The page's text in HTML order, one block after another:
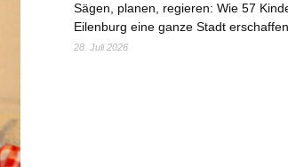
Sägen, planen, regieren: Wie 57
Eilenburg eine ganze Stadt erschaffen
28. Juli 2026